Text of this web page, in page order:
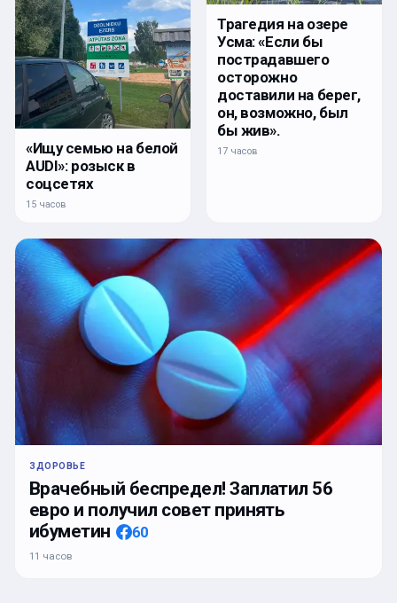
«Ищу семью на белой
AUDI»: розыск в
соцсетях
15 часов
Трагедия на озере
Усма: «Если бы
пострадавшего
осторожно
доставили на берег,
он, возможно, был
бы жив».
17 часов
ЗДОРОВЬЕ
Врачебный беспредел! Заплатил 56
евро и получил совет принять
ибуметин
60
11 часов